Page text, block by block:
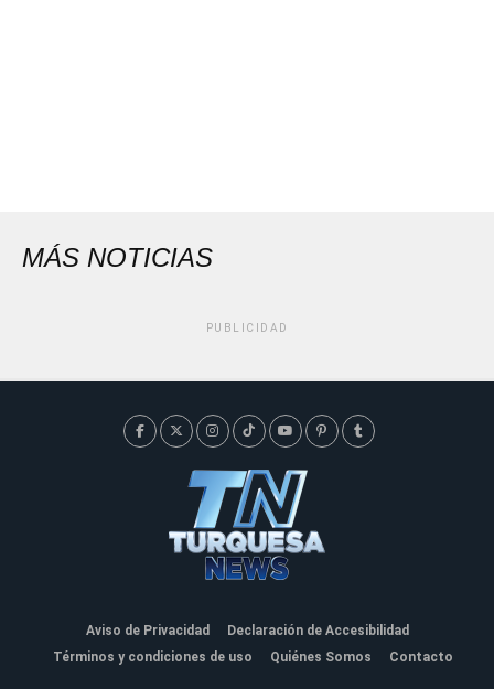
MÁS NOTICIAS
PUBLICIDAD
Aviso de Privacidad
Declaración de Accesibilidad
Términos y condiciones de uso
Quiénes Somos Contacto